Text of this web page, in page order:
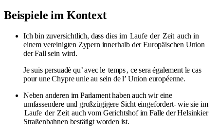
Beispiele im Kontext
Ich bin zuversichtlich, dass dies im Laufe der Zeit auch in
einem vereinigten Zypern innerhalb der Europäischen Union
der Fall sein wird.
Je suis persuadé qu’ avec le temps, ce sera également le cas
pour une Chypre unie au sein de l’ Union européenne.
Neben anderen im Parlament haben auch wir eine
umfassendere und großzügigere Sicht eingefordert- wie sie im
Laufe der Zeit auch vom Gerichtshof im Falle der Helsinkier
Straßenbahnen bestätigt worden ist.